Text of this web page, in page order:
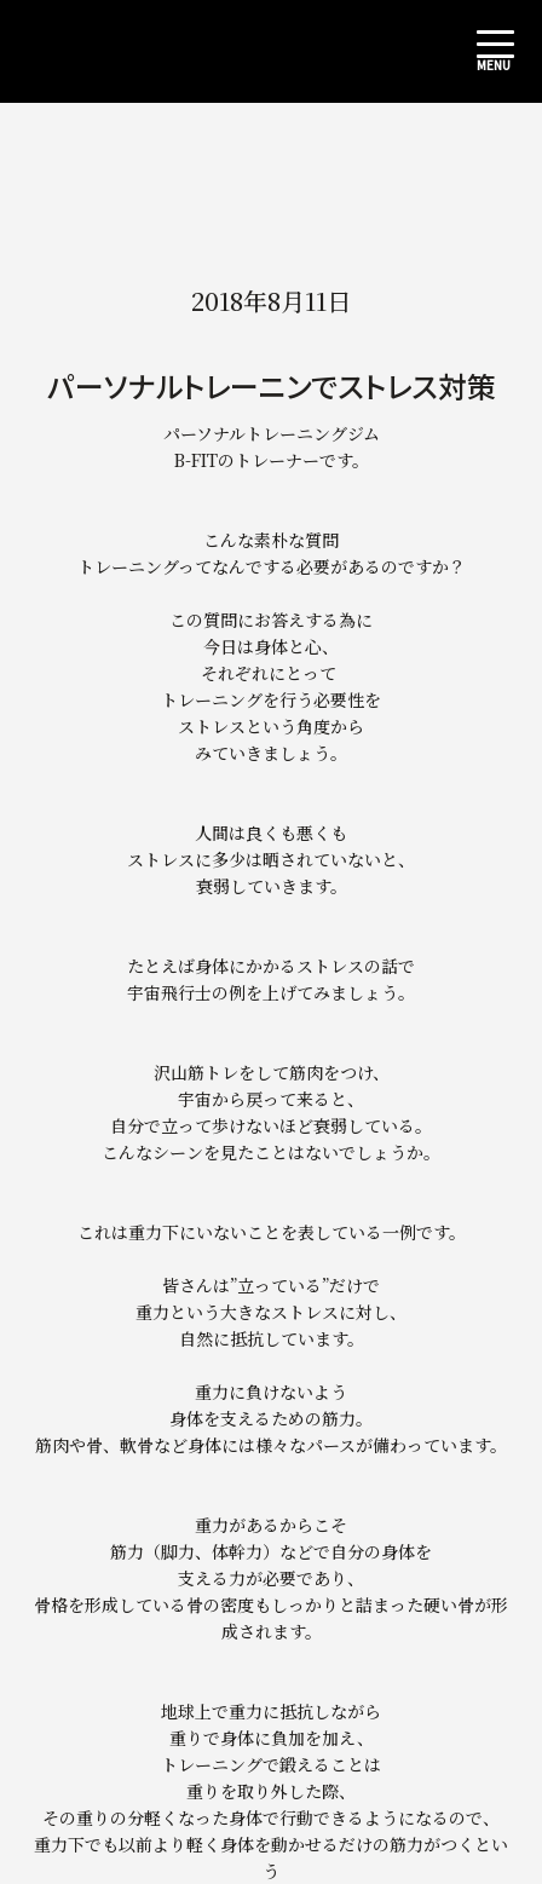
2018年8月11日
パーソナルトレーニンでストレス対策
パーソナルトレーニングジム
B-FITのトレーナーです。
こんな素朴な質問
トレーニングってなんでする必要があるのですか？
この質問にお答えする為に
今日は身体と心、
それぞれにとって
トレーニングを行う必要性を
ストレスという角度から
みていきましょう。
人間は良くも悪くも
ストレスに多少は晒されていないと、
衰弱していきます。
たとえば身体にかかるストレスの話で
宇宙飛行士の例を上げてみましょう。
沢山筋トレをして筋肉をつけ、
宇宙から戻って来ると、
自分で立って歩けないほど衰弱している。
こんなシーンを見たことはないでしょうか。
これは重力下にいないことを表している一例です。
皆さんは”立っている”だけで
重力という大きなストレスに対し、
自然に抵抗しています。
重力に負けないよう
身体を支えるための筋力。
筋肉や骨、軟骨など身体には様々なパースが備わっています。
重力があるからこそ
筋力（脚力、体幹力）などで自分の身体を
支える力が必要であり、
骨格を形成している骨の密度もしっかりと詰まった硬い骨が形
成されます。
地球上で重力に抵抗しながら
重りで身体に負加を加え、
トレーニングで鍛えることは
重りを取り外した際、
その重りの分軽くなった身体で行動できるようになるので、
重力下でも以前より軽く身体を動かせるだけの筋力がつくとい
う